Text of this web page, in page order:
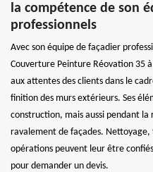
la compétence de son
professionnels
Avec son équipe de façadier
Couverture Peinture Réovation 35
aux attentes des clients dans le
finition des murs extérieurs. Ses
construction, mais aussi pendant
ravalement de façades.
opérations peuvent leur être
pour demander un devis.